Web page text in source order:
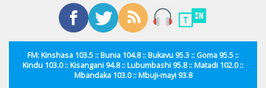
FM: Kinshasa 103.5 :: Bunia 104.8 :: Bukavu 95.3 :: Goma 95.5 ::
Kindu 103.0 :: Kisangani 94.8 :: Lubumbashi 95.8 :: Matadi 102.0 ::
Mbandaka 103.0 :: Mbuji-mayi 93.8